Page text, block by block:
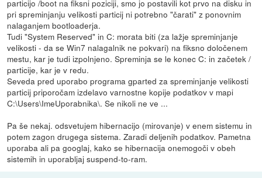
particijo /boot na fiksni poziciji, smo jo postavili kot prvo na disku in
pri spreminjanju velikosti particij ni potrebno "čarati" z ponovnim
nalaganjem bootloaderja.
Tudi "System Reserved" in C: morata biti (za lažje spreminjanje
velikosti - da se Win7 nalagalnik ne pokvari) na fiksno določenem
mestu, kar je tudi izpolnjeno. Spreminja se le konec C: in začetek /
particije, kar je v redu.
Seveda pred uporabo programa gparted za spreminjanje velikosti
particij priporočam izdelavo varnostne kopije podatkov v mapi
C:\Users\ImeUporabnika\. Se nikoli ne ve ...
Pa še nekaj. odsvetujem hibernacijo (mirovanje) v enem sistemu in
potem zagon drugega sistema. Zaradi deljenih podatkov. Pametna
uporaba ali pa googlaj, kako se hibernacija onemogoči v obeh
sistemih in uporabljaj suspend-to-ram.